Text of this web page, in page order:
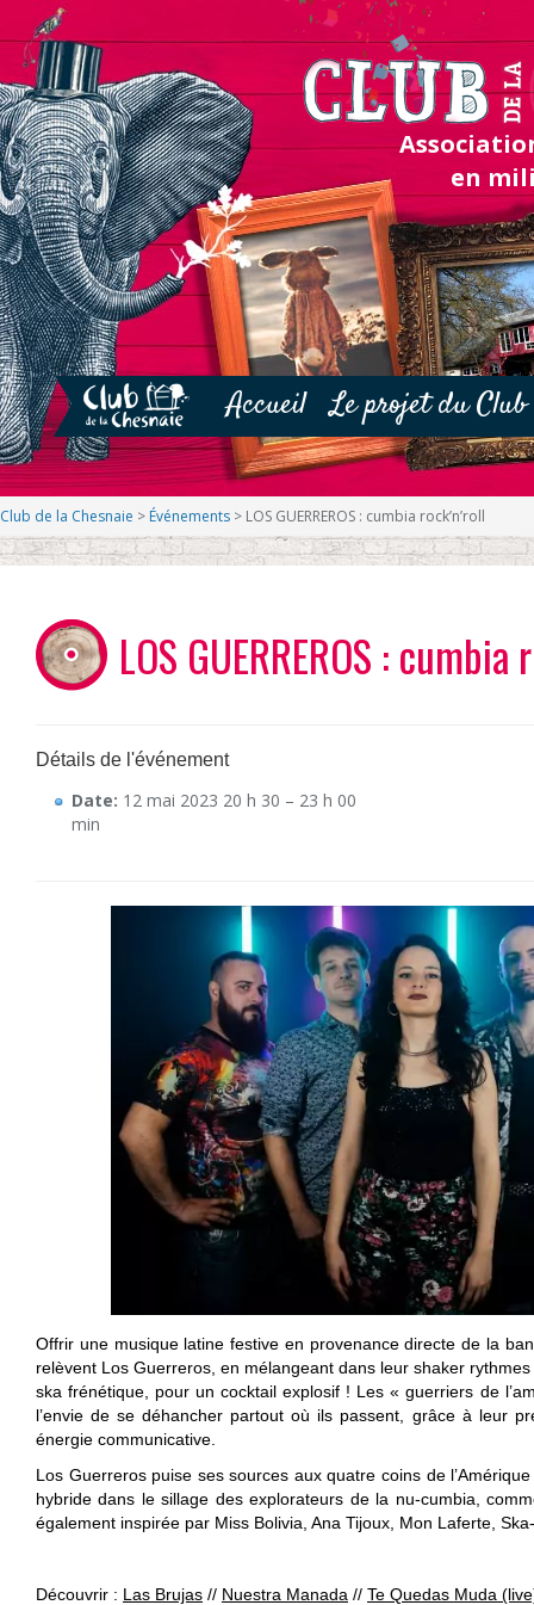
en
Accueil Le projet du Club
Club de la Chesnaie > Événements > LOS GUERREROS : cumbia rock’n’roll
LOS GUERREROS : cumbia
Détails de l'événement
Date: 12 mai 2023 20 h 30 – 23 h 00
min
Offrir une musique latine festive en provenance directe de la
relèvent Los Guerreros, en mélangeant dans leur shaker
ska frénétique, pour un cocktail explosif ! Les « guerriers de
l’envie de se déhancher partout où ils passent, grâce à leur
énergie communicative.
Los Guerreros puise ses sources aux quatre coins de
hybride dans le sillage des explorateurs de la nu-cumbia,
également inspirée par Miss Bolivia, Ana Tijoux, Mon Laferte,
Découvrir : Las Brujas // Nuestra Manada // Te Quedas Muda